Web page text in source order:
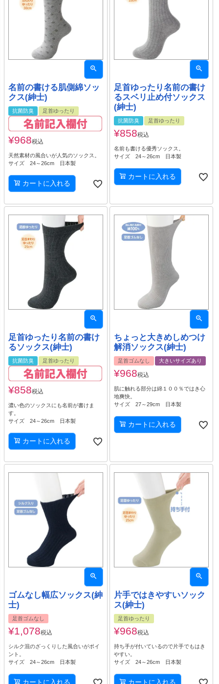
名前の書ける肌側綿ソッ
クス(紳士)
抗菌防臭 足首ゆったり
¥968税込
天然素材の風合いが人気のソックス。
サイズ 24～26cm 日本製
カートに入れる
足首ゆったり名前の書け
るスベリ止め付ソックス
(紳士)
抗菌防臭 足首ゆったり
¥858税込
名前も書ける優秀ソックス。
サイズ 24～26cm 日本製
カートに入れる
足首ゆったり名前の書け
るソックス(紳士)
抗菌防臭 足首ゆったり
¥858税込
濃い色のソックスにも名前が書けま
す。
サイズ 24～26cm 日本製
カートに入れる
ちょっと大きめしめつけ
解消ソックス(紳士)
足首ゴムなし 大きいサイズあり
¥968税込
肌に触れる部分は綿１００％ではき心
地爽快。
サイズ 27～29cm 日本製
カートに入れる
ゴムなし幅広ソックス(紳
士)
足首ゴムなし
¥1,078税込
シルク混のざっくりした風合いがポイ
ント。
サイズ 24～26cm 日本製
カートに入れる
片手ではきやすいソック
ス(紳士)
足首ゆったり
¥968税込
持ち手が付いているので片手でもはき
やすい。
サイズ 24～26cm 日本製
カートに入れる